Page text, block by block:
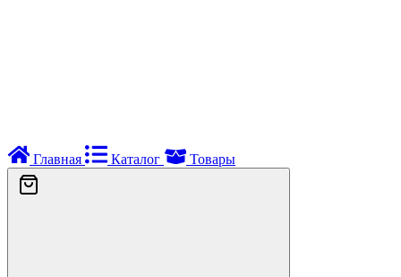
Главная Каталог Товары